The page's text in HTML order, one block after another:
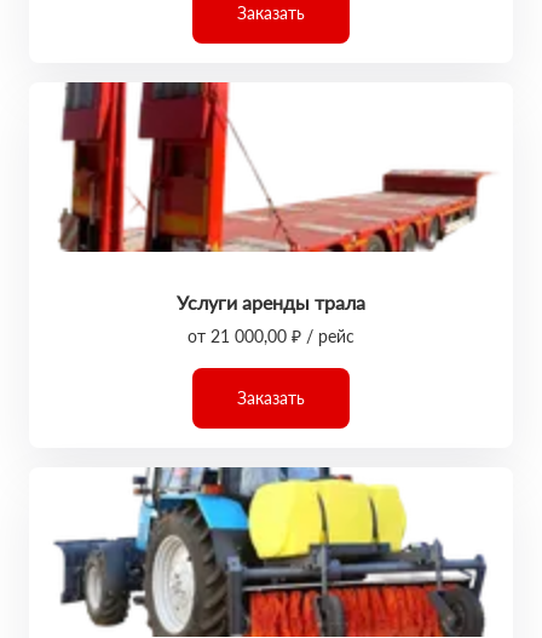
Заказать
Услуги аренды трала
от 21 000,00 ₽ / рейс
Заказать